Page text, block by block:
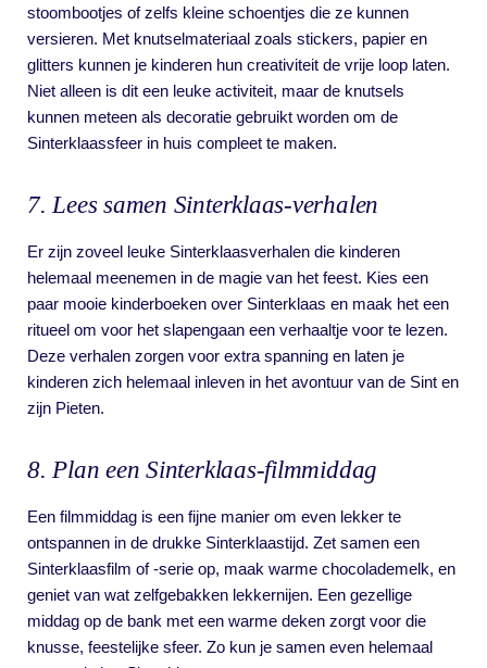
stoombootjes of zelfs kleine schoentjes die ze kunnen
versieren. Met knutselmateriaal zoals stickers, papier en
glitters kunnen je kinderen hun creativiteit de vrije loop laten.
Niet alleen is dit een leuke activiteit, maar de knutsels
kunnen meteen als decoratie gebruikt worden om de
Sinterklaassfeer in huis compleet te maken.
7. Lees samen Sinterklaas-verhalen
Er zijn zoveel leuke Sinterklaasverhalen die kinderen
helemaal meenemen in de magie van het feest. Kies een
paar mooie kinderboeken over Sinterklaas en maak het een
ritueel om voor het slapengaan een verhaaltje voor te lezen.
Deze verhalen zorgen voor extra spanning en laten je
kinderen zich helemaal inleven in het avontuur van de Sint en
zijn Pieten.
8. Plan een Sinterklaas-filmmiddag
Een filmmiddag is een fijne manier om even lekker te
ontspannen in de drukke Sinterklaastijd. Zet samen een
Sinterklaasfilm of -serie op, maak warme chocolademelk, en
geniet van wat zelfgebakken lekkernijen. Een gezellige
middag op de bank met een warme deken zorgt voor die
knusse, feestelijke sfeer. Zo kun je samen even helemaal